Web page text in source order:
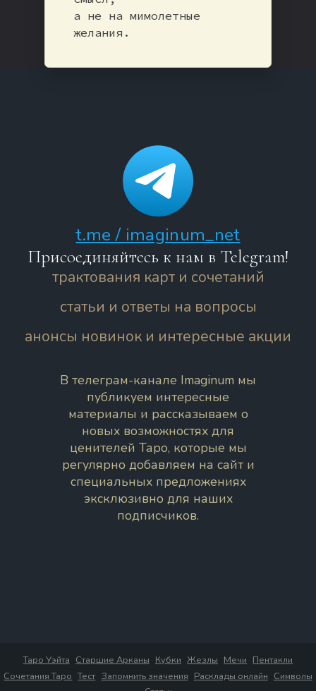
а не на мимолетные
желания.
t.me / imaginum_net
Присоединяйтесь к нам в Telegram!
трактования карт и сочетаний
статьи и ответы на вопросы
анонсы новинок и интересные акции
В телеграм-канале Imaginum мы
публикуем интересные
материалы и рассказываем о
новых возможностях для
ценителей Таро, которые мы
регулярно добавляем на сайт и
специальных предложениях
эксклюзивно для наших
подписчиков.
Таро Уэйта Старшие Арканы Кубки Жезлы Мечи Пентакли
Сочетания Таро Тест Запомнить значения Расклады онлайн Символы